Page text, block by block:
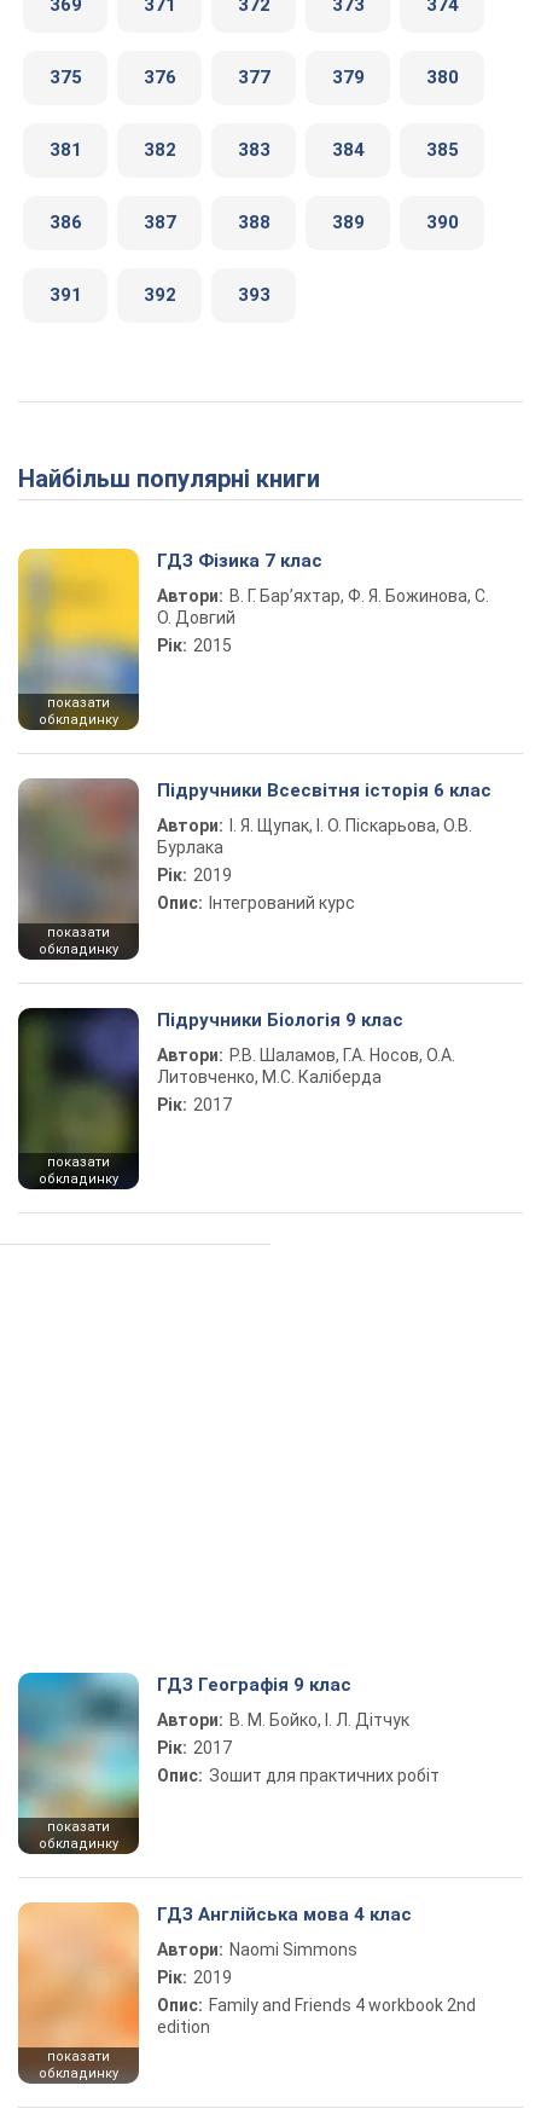
369 371 372 373 374
375 376 377 379 380
381 382 383 384 385
386 387 388 389 390
391 392 393
Найбільш популярні книги
показати
обкладинку
ГДЗ Фізика 7 клас
Автори: В. Г. Бар’яхтар, Ф. Я. Божинова, С.
О. Довгий
Рік: 2015
показати
обкладинку
Підручники Всесвітня історія 6 клас
Автори:
І. Я. Щупак, І. О. Піскарьова, О.В.
Бурлака
Рік: 2019
Опис: Інтегрований курс
показати
обкладинку
Підручники Біологія 9 клас
Автори: Р.В. Шаламов, Г.А. Носов, О.А.
Литовченко, М.С. Каліберда
Рік: 2017
показати
обкладинку
ГДЗ Географія 9 клас
Автори: В. М. Бойко, І. Л. Дітчук
Рік: 2017
Опис: Зошит для практичних робіт
показати
обкладинку
ГДЗ Англійська мова 4 клас
Автори: Naomi Simmons
Рік: 2019
Опис: Family and Friends 4 workbook 2nd
edition